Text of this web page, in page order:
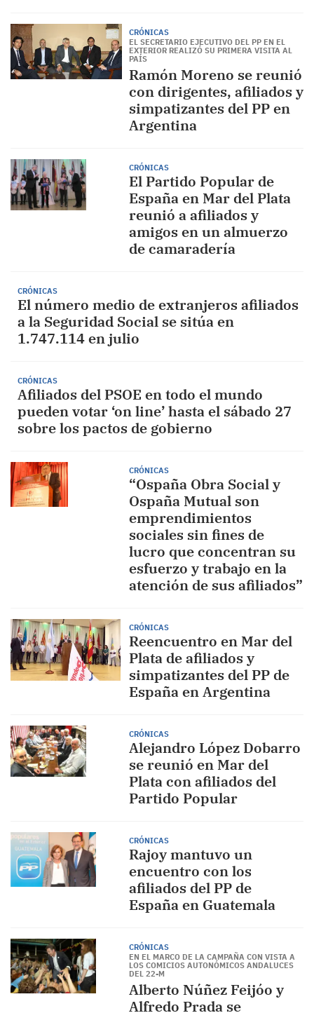
CRÓNICAS
EL SECRETARIO EJECUTIVO DEL PP EN EL
EXTERIOR REALIZÓ SU PRIMERA VISITA AL
PAÍS
Ramón Moreno se reunió
con dirigentes, afiliados y
simpatizantes del PP en
Argentina
CRÓNICAS
El Partido Popular de
España en Mar del Plata
reunió a afiliados y
amigos en un almuerzo
de camaradería
CRÓNICAS
El número medio de extranjeros afiliados
a la Seguridad Social se sitúa en
1.747.114 en julio
CRÓNICAS
Afiliados del PSOE en todo el mundo
pueden votar ‘on line’ hasta el sábado 27
sobre los pactos de gobierno
CRÓNICAS
“Ospaña Obra Social y
Ospaña Mutual son
emprendimientos
sociales sin fines de
lucro que concentran su
esfuerzo y trabajo en la
atención de sus afiliados”
CRÓNICAS
Reencuentro en Mar del
Plata de afiliados y
simpatizantes del PP de
España en Argentina
CRÓNICAS
Alejandro López Dobarro
se reunió en Mar del
Plata con afiliados del
Partido Popular
CRÓNICAS
Rajoy mantuvo un
encuentro con los
afiliados del PP de
España en Guatemala
CRÓNICAS
EN EL MARCO DE LA CAMPAÑA CON VISTA A
LOS COMICIOS AUTONÓMICOS ANDALUCES
DEL 22-M
Alberto Núñez Feijóo y
Alfredo Prada se